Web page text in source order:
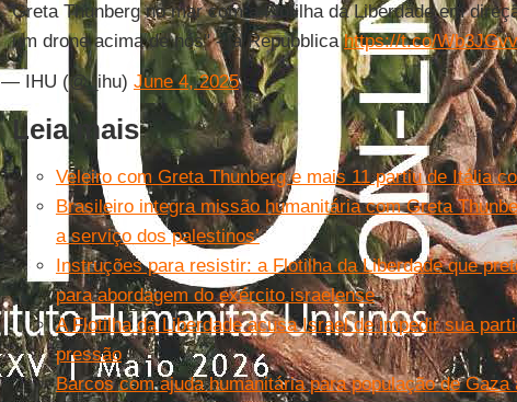
Greta Thunberg no mar com a Flotilha da Liberdade em
um drone acima de nós" - la Repubblicahttps://t.co/
— IHU (@_ihu) June 4, 2025
Leia mais
Veleiro com Greta Thunberg e mais 11 partiu de Itália
Brasileiro integra missão humanitária com Greta
a serviço dos palestinos’
Instruções para resistir: a Flotilha da Liberdade que
para abordagem do exército israelense
A Flotilha da Liberdade acusa Israel de impedir sua
pressão
Barcos com ajuda humanitária para população de